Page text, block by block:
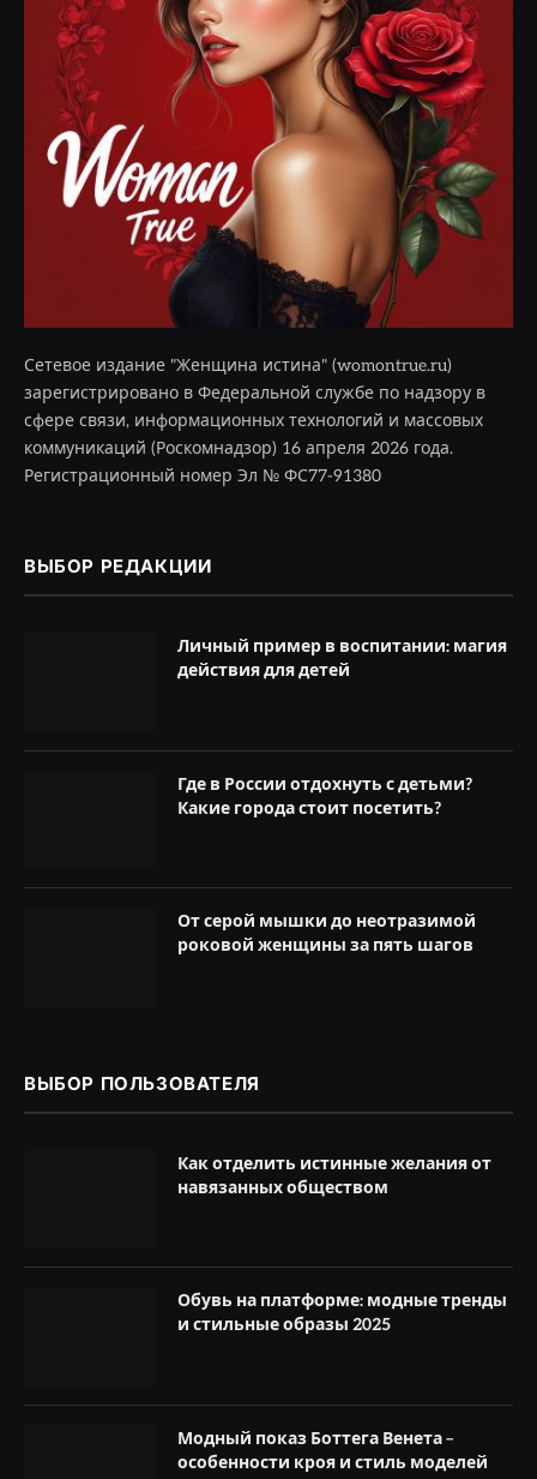
Сетевое издание "Женщина истина" (womontrue.ru)
зарегистрировано в Федеральной службе по надзору в
сфере связи, информационных технологий и массовых
коммуникаций (Роскомнадзор) 16 апреля 2026 года.
Регистрационный номер Эл № ФС77-91380
ВЫБОР РЕДАКЦИИ
Личный пример в воспитании: магия
действия для детей
Где в России отдохнуть с детьми?
Какие города стоит посетить?
От серой мышки до неотразимой
роковой женщины за пять шагов
ВЫБОР ПОЛЬЗОВАТЕЛЯ
Как отделить истинные желания от
навязанных обществом
Обувь на платформе: модные тренды
и стильные образы 2025
Модный показ Боттега Венета –
особенности кроя и стиль моделей